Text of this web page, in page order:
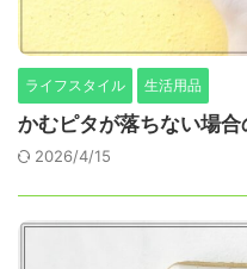
ライフスタイル 生活用品
かむピタが落ちない場合
2026/4/15